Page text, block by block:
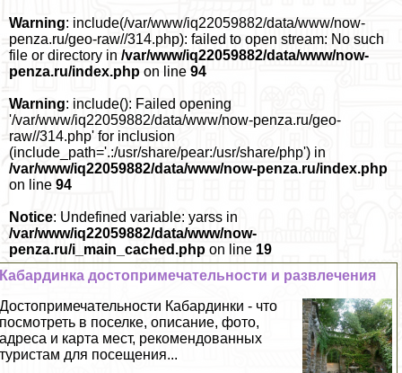
Warning: include(/var/www/iq22059882/data/www/now-
penza.ru/geo-raw//314.php): failed to open stream: No such
file or directory in /var/www/iq22059882/data/www/now-
penza.ru/index.php on line 94
Warning: include(): Failed opening
'/var/www/iq22059882/data/www/now-penza.ru/geo-
raw//314.php' for inclusion
(include_path='.:/usr/share/pear:/usr/share/php') in
/var/www/iq22059882/data/www/now-penza.ru/index.php
on line 94
Notice: Undefined variable: yarss in
/var/www/iq22059882/data/www/now-
penza.ru/i_main_cached.php on line 19
Кабардинка достопримечательности и развлечения
Достопримечательности Кабардинки - что
посмотреть в поселке, описание, фото,
адреса и карта мест, рекомендованных
туристам для посещения...